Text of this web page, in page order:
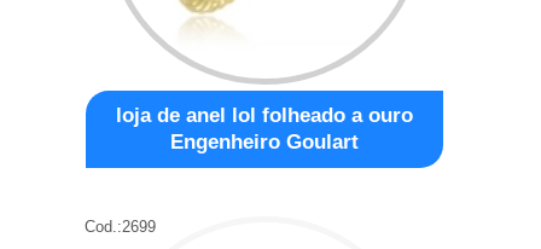
loja de anel lol folheado a ouro
Engenheiro Goulart
Cod.:2699